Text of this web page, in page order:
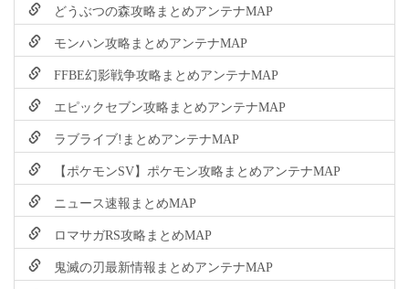
どうぶつの森攻略まとめアンテナMAP
モンハン攻略まとめアンテナMAP
FFBE幻影戦争攻略まとめアンテナMAP
エピックセブン攻略まとめアンテナMAP
ラブライブ!まとめアンテナMAP
【ポケモンSV】ポケモン攻略まとめアンテナMAP
ニュース速報まとめMAP
ロマサガRS攻略まとめMAP
鬼滅の刃最新情報まとめアンテナMAP